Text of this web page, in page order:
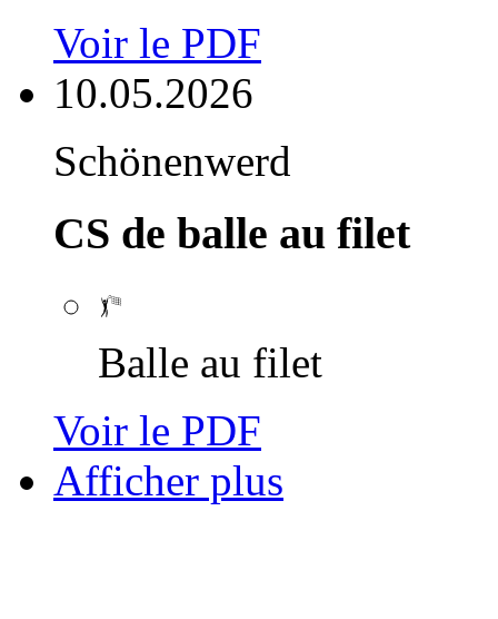
Voir le PDF
10.05.2026
Schönenwerd
CS de balle au filet
Balle au filet
Voir le PDF
Afficher plus